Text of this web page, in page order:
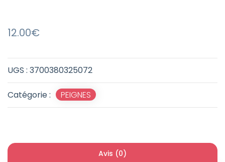
UGS : 3700380325072
Catégorie : PEIGNES
12.00€
Avis (0)